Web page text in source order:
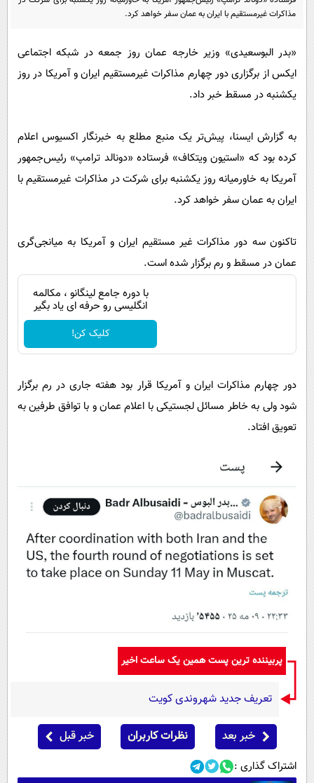
سرگرمی
گوناگون
سلامت
فرهنگی
بین الملل
حیات وحش
سیاست خارجی
پیامک
آشپزی
دانلود
مذاکرات غیرمستقیم با ایران به عمان سفر خواهد کرد.
«بدر البوسعیدی» وزیر خارجه عمان روز جمعه در شبکه اجتماعی
ایکس از برگزاری دور چهارم مذاکرات غیرمستقیم ایران و آمریکا در روز
یکشنبه در مسقط خبر داد.
به گزارش ایسنا، پیش‌تر یک منبع مطلع به خبرنگار اکسیوس اعلام
کرده بود که «استیون ویتکاف» فرستاده «دونالد ترامپ» رئیس‌جمهور
آمریکا به خاورمیانه روز یکشنبه برای شرکت در مذاکرات غیرمستقیم با
ایران به عمان سفر خواهد کرد.
تاکنون سه دور مذاکرات غیر مستقیم ایران و آمریکا به میانجی‌گری
عمان در مسقط و رم برگزار شده است.
با دوره جامع لینگانو ، مکالمه
انگلیسی رو حرفه ای یاد بگیر
کلیک کن!
دور چهارم مذاکرات ایران و آمریکا قرار بود هفته جاری در رم برگزار
شود ولی به خاطر مسائل لجستیکی با اعلام عمان و با توافق طرفین به
تعویق افتاد.
پربیننده ترین پست همین یک ساعت اخیر
تعریف جدید شهروندی کویت
خبر بعد نظرات کاربران خبر قبل
اشتراک گذاری :